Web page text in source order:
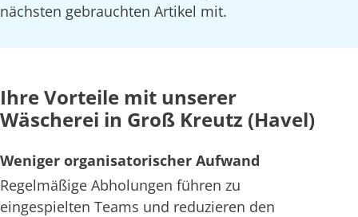
nächsten gebrauchten Artikel mit.
Ihre Vorteile mit unserer
Wäscherei in Groß Kreutz (Havel)
Weniger organisatorischer Aufwand
Regelmäßige Abholungen führen zu
eingespielten Teams und reduzieren den